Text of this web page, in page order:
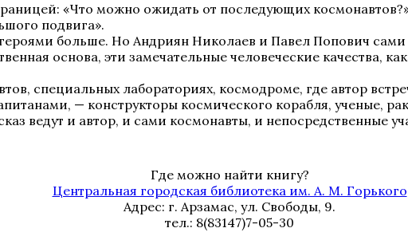
«Что можно ожидать от последующих
подвига».
больше. Но Андриян Николаев и Павел Попович
основа, эти замечательные человеческие качества,
специальных лабораториях, космодроме, где автор
— конструкторы космического корабля, ученые,
ведут и автор, и сами космонавты, и непосредственные
Где можно найти книгу?
Центральная городская библиотека им. А. М. Горького
Адрес: г. Арзамас, ул. Свободы, 9.
тел.: 8(83147)7-05-30